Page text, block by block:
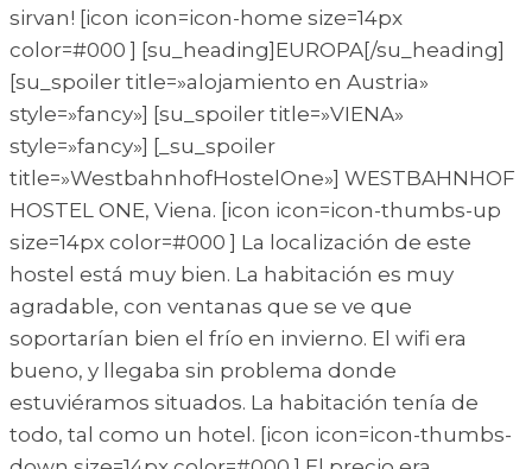
sirvan! [icon icon=icon-home size=14px
color=#000 ] [su_heading]EUROPA[/su_heading]
[su_spoiler title=»alojamiento en Austria»
style=»fancy»] [su_spoiler title=»VIENA»
style=»fancy»] [_su_spoiler
title=»WestbahnhofHostelOne»] WESTBAHNHOF
HOSTEL ONE, Viena. [icon icon=icon-thumbs-up
size=14px color=#000 ] La localización de este
hostel está muy bien. La habitación es muy
agradable, con ventanas que se ve que
soportarían bien el frío en invierno. El wifi era
bueno, y llegaba sin problema donde
estuviéramos situados. La habitación tenía de
todo, tal como un hotel. [icon icon=icon-thumbs-